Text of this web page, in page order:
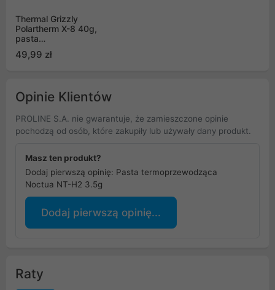
Thermal Grizzly
Polartherm X-8 40g,
pasta
termoprzewodząca
(PT-X8-040)
49,99 zł
Opinie Klientów
PROLINE S.A. nie gwarantuje, że zamieszczone opinie
pochodzą od osób, które zakupiły lub używały dany produkt.
Masz ten produkt?
Dodaj pierwszą opinię: Pasta termoprzewodząca
Noctua NT-H2 3.5g
Dodaj pierwszą opinię...
Raty